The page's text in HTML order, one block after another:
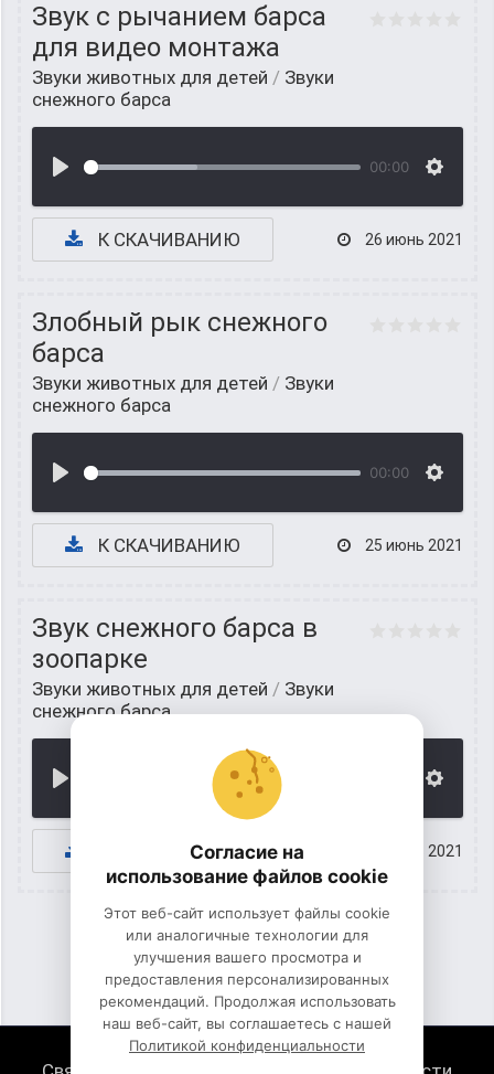
Звук с рычанием барса
для видео монтажа
Звуки животных для детей / Звуки
снежного барса
00:00
К СКАЧИВАНИЮ 26 июнь 2021
Злобный рык снежного
барса
Звуки животных для детей / Звуки
снежного барса
00:00
К СКАЧИВАНИЮ 25 июнь 2021
Звук снежного барса в
зоопарке
Звуки животных для детей / Звуки
снежного барса
К СКАЧИВАНИЮ 24 июнь 2021
Согласие на
использование файлов cookie
Этот веб-сайт использует файлы cookie
или аналогичные технологии для
улучшения вашего просмотра и
предоставления персонализированных
рекомендаций. Продолжая использовать
наш веб-сайт, вы соглашаетесь с нашей
Политикой конфиденциальности